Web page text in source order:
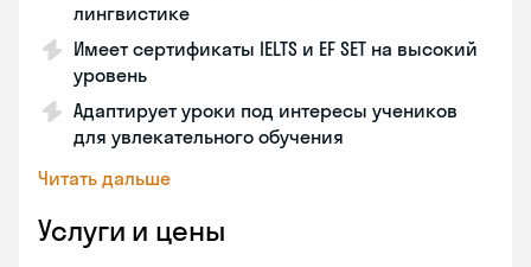
лингвистике
Имеет сертификаты IELTS и EF SET на высокий
уровень
Адаптирует уроки под интересы учеников
для увлекательного обучения
Читать дальше
Услуги и цены